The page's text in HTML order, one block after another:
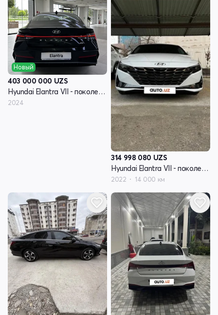
Новый
403 000 000 UZS
Hyundai Elantra VII - поколение рестайлинг (CN7)
2024
314 998 080 UZS
Hyundai Elantra VII - поколение (CN7)
2022 14 000 км